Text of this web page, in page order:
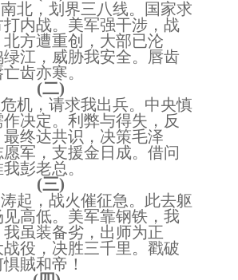
北，划界三八线。国家求
内战。美军强干涉，战
北方遭重创，大部已沦
江，威胁我安全。唇齿
齿亦寒。
(二)
机，请求我出兵。中央慎
决定。利弊与得失，反
终达共识，决策毛泽
军，支援金日成。借问
彭老总。
(三)
起，战火催征急。此去躯
见高低。美军靠钢铁，我
虽装备劣，出师为正
战役，决胜三千里。戳破
賊和帝！